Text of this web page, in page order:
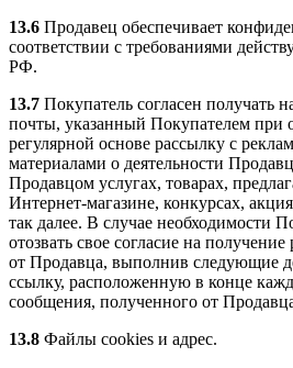
13.6 Продавец обеспечивает
соответствии с требованиями
РФ.
13.7 Покупатель согласен получать
почты, указанный Покупателем при
регулярной основе рассылку с
материалами о деятельности
Продавцом услугах, товарах,
Интернет-магазине, конкурсах,
так далее. В случае необходимости
отозвать свое согласие на
от Продавца, выполнив следующие
ссылку, расположенную в конце
сообщения, полученного от
13.8 Файлы cookies и адрес.